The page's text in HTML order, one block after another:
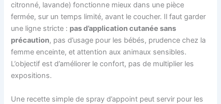
citronné, lavande) fonctionne mieux dans une pièce
fermée, sur un temps limité, avant le coucher. Il faut garder
une ligne stricte : pas d’application cutanée sans
précaution, pas d’usage pour les bébés, prudence chez la
femme enceinte, et attention aux animaux sensibles.
L’objectif est d’améliorer le confort, pas de multiplier les
expositions.
Une recette simple de spray d’appoint peut servir pour les